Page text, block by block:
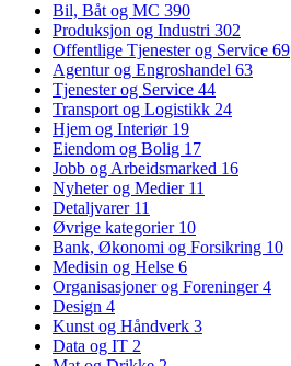
Bil, Båt og MC 390
Produksjon og Industri 302
Offentlige Tjenester og Service 69
Agentur og Engroshandel 63
Tjenester og Service 44
Transport og Logistikk 24
Hjem og Interiør 19
Eiendom og Bolig 17
Jobb og Arbeidsmarked 16
Nyheter og Medier 11
Detaljvarer 11
Øvrige kategorier 10
Bank, Økonomi og Forsikring 10
Medisin og Helse 6
Organisasjoner og Foreninger4
Design 4
Kunst og Håndverk 3
Data og IT 2